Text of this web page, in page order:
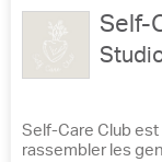
Self-
Self-Care Club
rassembler les